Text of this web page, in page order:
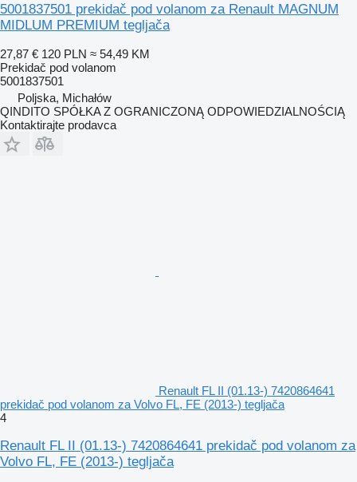
5001837501 prekidač pod volanom za Renault MAGNUM
MIDLUM PREMIUM tegljača
27,87 € 120 PLN ≈ 54,49 KM
Prekidač pod volanom
5001837501
Poljska, Michałów
QINDITO SPÓŁKA Z OGRANICZONĄ ODPOWIEDZIALNOŚCIĄ
Kontaktirajte prodavca
Renault FL II (01.13-) 7420864641
prekidač pod volanom za Volvo FL, FE (2013-) tegljača
4
Renault FL II (01.13-) 7420864641 prekidač pod volanom za
Volvo FL, FE (2013-) tegljača